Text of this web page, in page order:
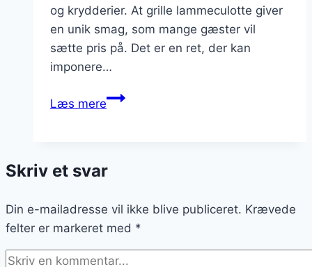
og krydderier. At grille lammeculotte giver
en unik smag, som mange gæster vil
sætte pris på. Det er en ret, der kan
imponere…
Læs mereLammeculotte
en
Skriv et svar
Din e-mailadresse vil ikke blive publiceret. Krævede
felter er markeret med *